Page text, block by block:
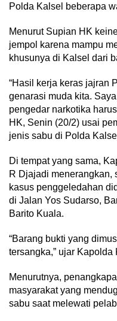
Polda Kalsel beberapa
Menurut Supian HK
jempol karena mampu
khusunya di Kalsel dari
“Hasil kerja keras jajran
genarasi muda kita.
pengedar narkotika
HK, Senin (20/2) usai
jenis sabu di Polda
Di tempat yang sama,
R Djajadi menerangkan,
kasus penggeledahan
di Jalan Yos Sudarso,
Barito Kuala.
“Barang bukti yang
tersangka,” ujar Kapolda
Menurutnya,
masyarakat yang
sabu saat melewati